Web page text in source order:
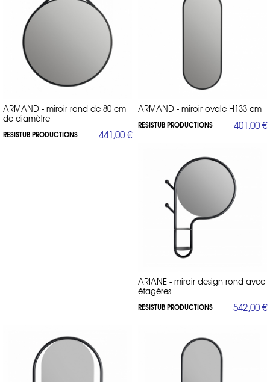
ARMAND - miroir rond de 80 cm
de diamètre
RESISTUB PRODUCTIONS 441,00 €
ARMAND - miroir ovale H133 cm
RESISTUB PRODUCTIONS 401,00 €
ARIANE - miroir design rond avec
étagères
RESISTUB PRODUCTIONS 542,00 €